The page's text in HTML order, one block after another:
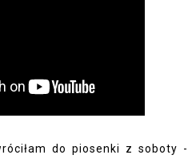
do piosenki z soboty -